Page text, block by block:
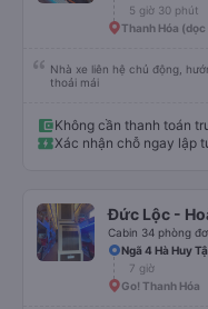
5 giờ 30 phút
Thanh Hóa (dọc
Nhà xe liên hệ chủ động,
thoải mái
Không cần thanh toán
Xác nhận chỗ ngay lập
Đức Lộc -
Cabin 34 phòng
Ngã 4 Hà Huy
7 giờ
Go! Thanh Hóa